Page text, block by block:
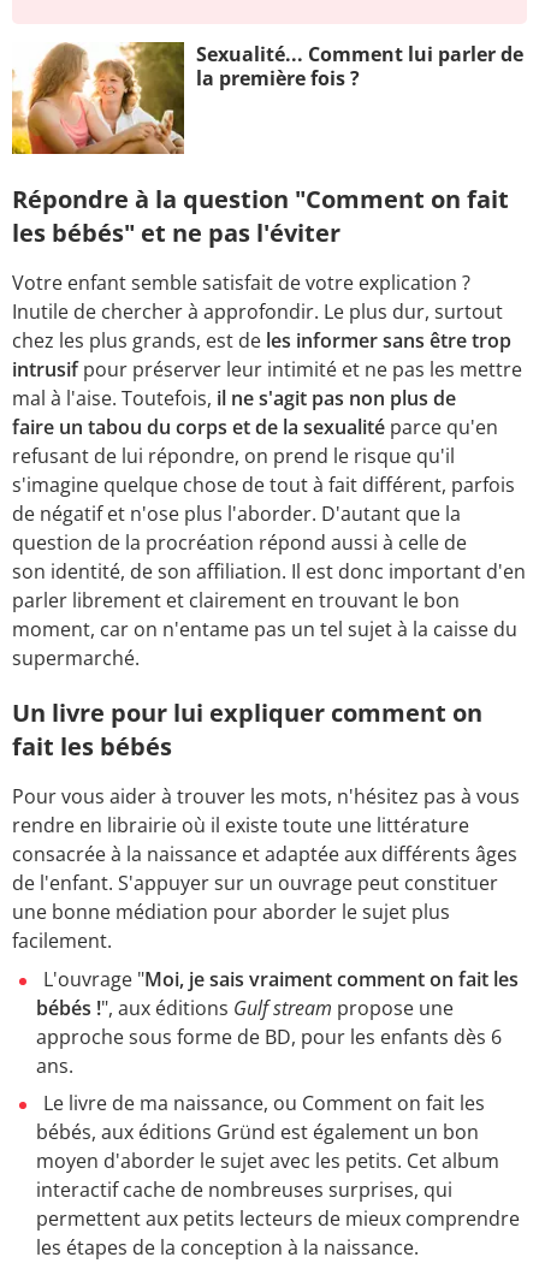
Sexualité... Comment lui parler de
la première fois ?
Répondre à la question "Comment on fait
les bébés" et ne pas l'éviter
Votre enfant semble satisfait de votre explication ?
Inutile de chercher à approfondir. Le plus dur, surtout
chez les plus grands, est de les informer sans être trop
intrusifpour préserver leur intimité et ne pas les mettre
mal à l'aise. Toutefois, il ne s'agit pas non plus de
faire un tabou du corps et de la sexualité parce qu'en
refusant de lui répondre, on prend le risque qu'il
s'imagine quelque chose de tout à fait différent, parfois
de négatif et n'ose plus l'aborder. D'autant que la
question de la procréation répond aussi à celle de
son identité, de son affiliation. Il est donc important d'en
parler librement et clairement en trouvant le bon
moment, car on n'entame pas un tel sujet à la caisse du
supermarché.
Un livre pour lui expliquer comment on
fait les bébés
Pour vous aider à trouver les mots, n'hésitez pas à vous
rendre en librairie où il existe toute une littérature
consacrée à la naissance et adaptée aux différents âges
de l'enfant. S'appuyer sur un ouvrage peut constituer
une bonne médiation pour aborder le sujet plus
facilement.
L'ouvrage "Moi, je sais vraiment comment on fait les
bébés !", aux éditions Gulf stream propose une
approche sous forme de BD, pour les enfants dès 6
ans.
Le livre de ma naissance, ou Comment on fait les
bébés, aux éditions Gründ est également un bon
moyen d'aborder le sujet avec les petits. Cet album
interactif cache de nombreuses surprises, qui
permettent aux petits lecteurs de mieux comprendre
les étapes de la conception à la naissance.